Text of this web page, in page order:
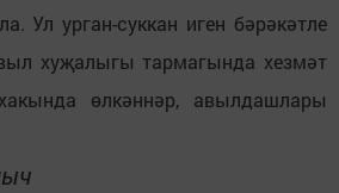
Ул урган-суккан иген бәрәкәтле
хуҗалыгы тармагында хезмәт
өлкәннәр, авылдашлары